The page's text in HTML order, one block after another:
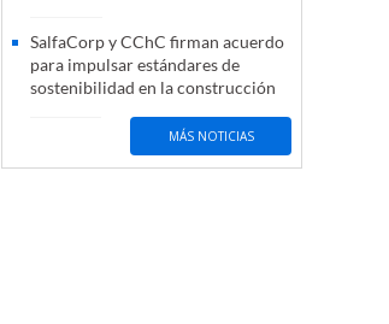
SalfaCorp y CChC firman acuerdo
para impulsar estándares de
sostenibilidad en la construcción
MÁS NOTICIAS